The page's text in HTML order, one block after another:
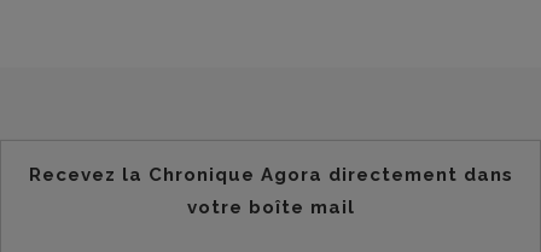
Recevez la Chronique Agora directement dans
votre boîte mail